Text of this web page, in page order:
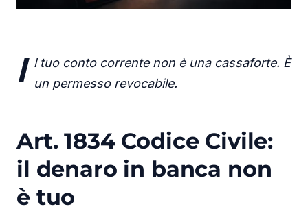
I
l tuo conto corrente non è una cassaforte. È
un permesso revocabile.
Art. 1834 Codice Civile:
il denaro in banca non
è tuo